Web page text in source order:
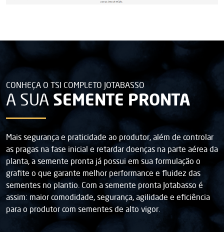
CONHEÇA O TSI COMPLETO JOTABASSO
A SUA SEMENTE PRONTA
Mais segurança e praticidade ao produtor, além de controlar
as pragas na fase inicial e retardar doenças na parte aérea da
planta, a semente pronta já possui em sua formulação o
grafite o que garante melhor performance e fluidez das
sementes no plantio. Com a semente pronta Jotabasso é
assim: maior comodidade, segurança, agilidade e eficiência
para o produtor com sementes de alto vigor.